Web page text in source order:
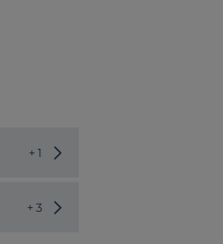
+ 1 Choisir une autre couleur
+ 3 Choisir une autre dimension